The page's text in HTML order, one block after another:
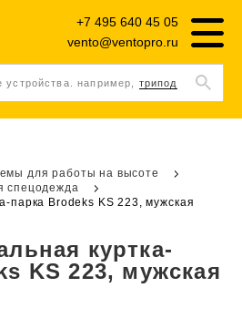
устройства. например, трипод
vento@ventopro.ru
+7 495 640 45 05
для работы на высоте
спецодежда
парка Brodeks KS 223, мужская
куртка-
KS 223, мужская